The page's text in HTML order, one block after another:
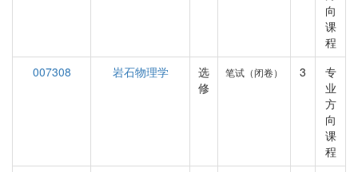
向
课
程
007308
岩石物理学
选
修
笔试（闭卷） 3
专
业
方
向
课
程